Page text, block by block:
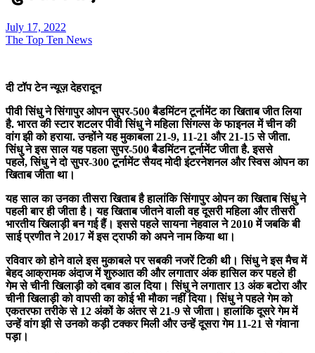
July 17, 2022
The Top Ten News
दी टॉप टेन न्यूज़ देहरादून
पीवी सिंधु ने सिंगापुर ओपन सुपर-500 बैडमिंटन टूर्नामेंट का खिताब जीत लिया
है. भारत की स्टार शटलर पीवी सिंधु ने महिला सिंगल्स के फाइनल में चीन की
वांग झी को हराया. उन्होंने यह मुकाबला 21-9, 11-21 और 21-15 से जीता.
सिंधु ने इस साल यह पहला सुपर-500 बैडमिंटन टूर्नामेंट जीता है. इससे
पहले, सिंधु ने दो सुपर-300 टूर्नामेंट सैयद मोदी इंटरनेशनल और स्विस ओपन का
खिताब जीता था।
यह साल का उनका तीसरा खिताब है हालांकि सिंगापुर ओपन का खिताब सिंधु ने
पहली बार ही जीता है। यह खिताब जीतने वाली वह दूसरी महिला और तीसरी
भारतीय खिलाड़ी बन गई हैं। इससे पहले सायना नेहवाल ने 2010 में जबकि बी
साई प्रणीत ने 2017 में इस ट्राफी को अपने नाम किया था।
रविवार को होने वाले इस मुकाबले पर सबकी नजरें टिकी थी। सिंधु ने इस मैच में
बेहद आक्रामक अंदाज में शुरुआत की और लगातार अंक हासिल कर पहले ही
गेम से चीनी खिलाड़ी को दबाव डाल दिया। सिंधु ने लगातार 13 अंक बटोरा और
चीनी खिलाड़ी को वापसी का कोई भी मौका नहीं दिया। सिंधु ने पहले गेम को
एकतरफा तरीके से 12 अंकों के अंतर से 21-9 से जीता। हालांकि दूसरे गेम में
उन्हें वांग झी से उनको कड़ी टक्कर मिली और उन्हें दूसरा गेम 11-21 से गंवाना
पड़ा।